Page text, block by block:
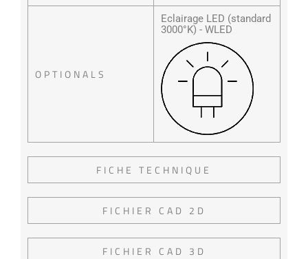
OPTIONALS
Eclairage LED (standard
3000°K) - WLED
FICHE TECHNIQUE
FICHIER CAD 2D
FICHIER CAD 3D